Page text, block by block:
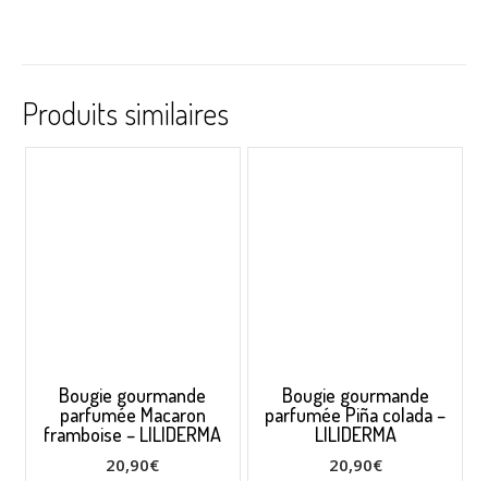
Produits similaires
Bougie gourmande
parfumée Macaron
framboise – LILIDERMA
20,90€
Bougie gourmande
parfumée Piña colada –
LILIDERMA
20,90€